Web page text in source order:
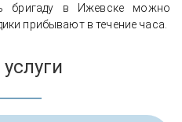
бригаду в Ижевске можно
прибывают в течение часа.